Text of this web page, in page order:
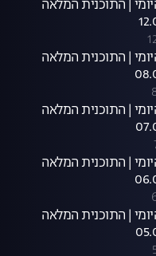
| התוכנית המלאה
| התוכנית המלאה
| התוכנית המלאה
| התוכנית המלאה
| התוכנית המלאה